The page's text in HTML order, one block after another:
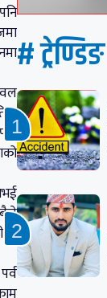
# ट्रेण्डिङ